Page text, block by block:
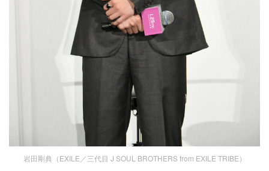
岩田剛典（EXILE／三代目 J SOUL BROTHERS from EXILE TRIBE）